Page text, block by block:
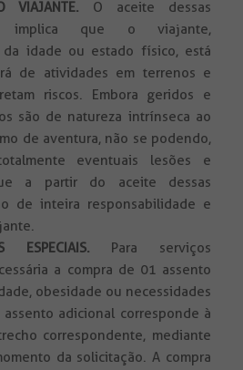
VIAJANTE. O aceite dessas
implica que o viajante,
idade ou estado físico, está
de atividades em terrenos e
riscos. Embora geridos e
são de natureza intrínseca ao
de aventura, não se podendo,
eventuais lesões e
a partir do aceite dessas
de inteira responsabilidade e
ESPECIAIS. Para serviços
a compra de 01 assento
obesidade ou necessidades
adicional corresponde à
correspondente, mediante
da solicitação. A compra